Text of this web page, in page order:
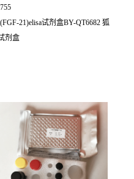
21)elisa试剂盒BY-QT6682 狐
剂盒